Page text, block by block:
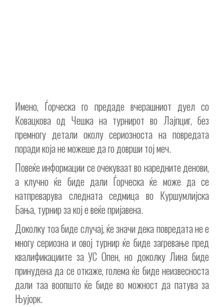
Имено, Ѓорческа го предаде вчерашниот дуел со
Ковацкова од Чешка на турнирот во Лајпциг, без
премногу детали околу сериозноста на повредата
поради која не можеше да го доврши тој меч.
Повеќе информации се очекуваат во наредните денови,
а клучно ќе биде дали Ѓорческа ќе може да се
натпреварува следната седмица во Куршумлијска
Бања, турнир за кој е веќе пријавена.
Доколку тоа биде случај, ќе значи дека повредата не е
многу сериозна и овој турнир ќе биде загревање пред
квалификациите за УС Опен, но доколку Лина биде
принудена да се откаже, голема ќе биде неизвесноста
дали таа воопшто ќе биде во можност да патува за
Њујорк.